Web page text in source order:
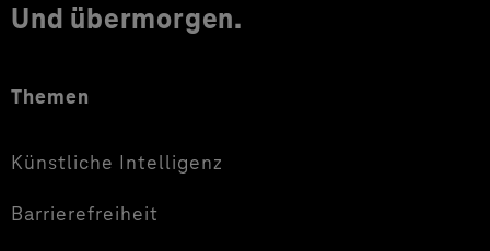
Und übermorgen.
Themen
Künstliche Intelligenz
Barrierefreiheit